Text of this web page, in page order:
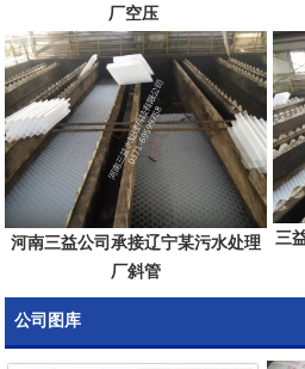
厂空压
河南三益公司承接辽宁某污水处理
厂斜管
三
公司图库